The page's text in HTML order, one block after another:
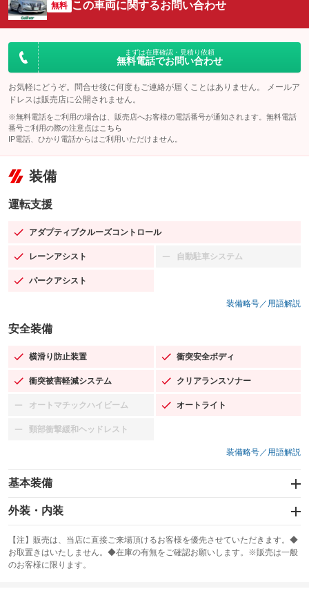
無料 この車両に関するお問い合わせ
まずは在庫確認・見積り依頼
無料電話でお問い合わせ
お気軽にどうぞ。問合せ後に何度もご連絡が届くことはありません。 メールア
ドレスは販売店に公開されません。
※無料電話をご利用の場合は、販売店へお客様の電話番号が通知されます。無料電話
番号ご利用の際の注意点は こちら
IP電話、ひかり電話からはご利用いただけません。
装備
運転支援
アダプティブクルーズコントロール
：装備あり
レーンアシスト
：装備あり 自動駐車システム
：装備なし
パークアシスト
：装備あり
装備略号／用語解説
安全装備
横滑り防止装置
：装備あり 衝突安全ボディ
：装備あり
衝突被害軽減システム
：装備あり クリアランスソナー
：装備あり
オートマチックハイビーム
：装備なし オートライト
：装備あり
頸部衝撃緩和ヘッドレスト
：装備なし
装備略号／用語解説
基本装備
エアバッグ：運転席/助手席/サイド
：装備あり
：装備なし
サンルーフ
：装備なし ABS
外装・内装
カーナビ：HDDナビ
：装備あり
TV：フルセグ
：装備あり
【注】販売は、当店に直接ご来場頂けるお客様を優先させていただきます。◆
お取置きはいたしません。◆在庫の有無をご確認お願いします。※販売は一般
のお客様に限ります。